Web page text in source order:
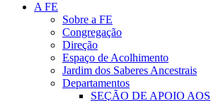
A FE
Sobre a FE
Congregação
Direção
Espaço de Acolhimento
Jardim dos Saberes Ancestrais
Departamentos
SEÇÃO DE APOIO AOS